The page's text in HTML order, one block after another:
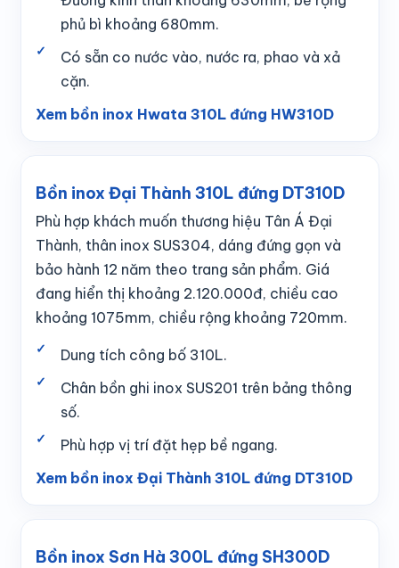
phủ bì khoảng 680mm.
Có sẵn co nước vào, nước ra, phao và xả
cặn.
Xem bồn inox Hwata 310L đứng HW310D
Bồn inox Đại Thành 310L đứng DT310D
Phù hợp khách muốn thương hiệu Tân Á Đại
Thành, thân inox SUS304, dáng đứng gọn và
bảo hành 12 năm theo trang sản phẩm. Giá
đang hiển thị khoảng 2.120.000đ, chiều cao
khoảng 1075mm, chiều rộng khoảng 720mm.
Dung tích công bố 310L.
Chân bồn ghi inox SUS201 trên bảng thông
số.
Phù hợp vị trí đặt hẹp bề ngang.
Xem bồn inox Đại Thành 310L đứng DT310D
Bồn inox Sơn Hà 300L đứng SH300D